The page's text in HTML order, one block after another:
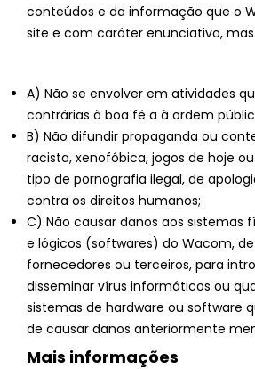
conteúdos e da informação que o
site e com caráter enunciativo,
A) Não se envolver em atividades
contrárias à boa fé a à ordem
B) Não difundir propaganda ou
racista, xenofóbica, jogos de hoje
tipo de pornografia ilegal, de
contra os direitos humanos;
C) Não causar danos aos sistemas
e lógicos (softwares) do Wacom, de
fornecedores ou terceiros, para
disseminar vírus informáticos ou
sistemas de hardware ou software
de causar danos anteriormente
Mais informações